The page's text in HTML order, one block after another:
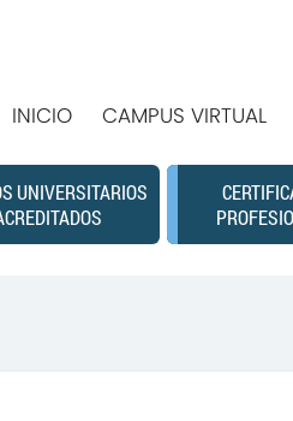
INICIO CAMPUS VIRTUAL
UNIVERSITARIOS